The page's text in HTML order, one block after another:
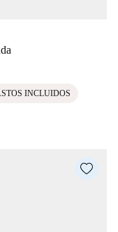
INCLUIDOS